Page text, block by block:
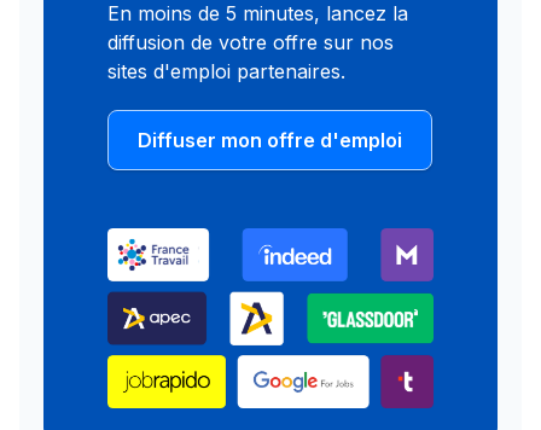
En moins de 5 minutes, lancez la
diffusion de votre offre sur nos
sites d'emploi partenaires.
Diffuser mon offre d'emploi